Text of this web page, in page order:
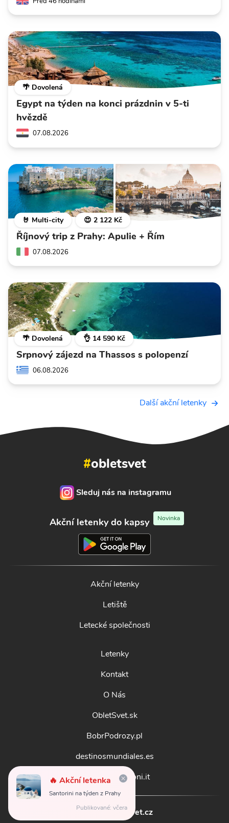
🌴 Dovolená
Egypt na týden na konci prázdnin v 5-ti
hvězdě
07.08.2026
🤘 Multi-city 😍 2 122 Kč
Říjnový trip z Prahy: Apulie + Řím
07.08.2026
🌴 Dovolená 👌 14 590 Kč
Srpnový zájezd na Thassos s polopenzí
06.08.2026
Další akční letenky
🔥 Akční letenka
Santorini na týden z Prahy
Publikované: včera
#obletsvet
Sleduj nás na instagramu
Akční letenky do kapsy Novinka
Akční letenky
Letiště
Letecké společnosti
Letenky
Kontakt
O Nás
ObletSvet.sk
BobrPodrozy.pl
destinosmundiales.es
guidadestinazioni.it
© 2026 obletsvet.cz